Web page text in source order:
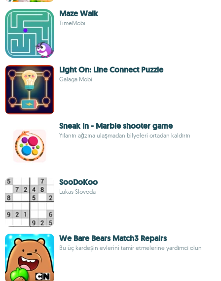
Maze Walk
TimeMobi
Light On: Line Connect Puzzle
Galaga Mobi
Sneak In - Marble shooter game
Yılanın ağzına ulaşmadan bilyeleri ortadan kaldırın
SooDoKoo
Lukas Slovoda
We Bare Bears Match3 Repairs
Bu üç kardeşin evlerini tamir etmelerine yardımcı olun